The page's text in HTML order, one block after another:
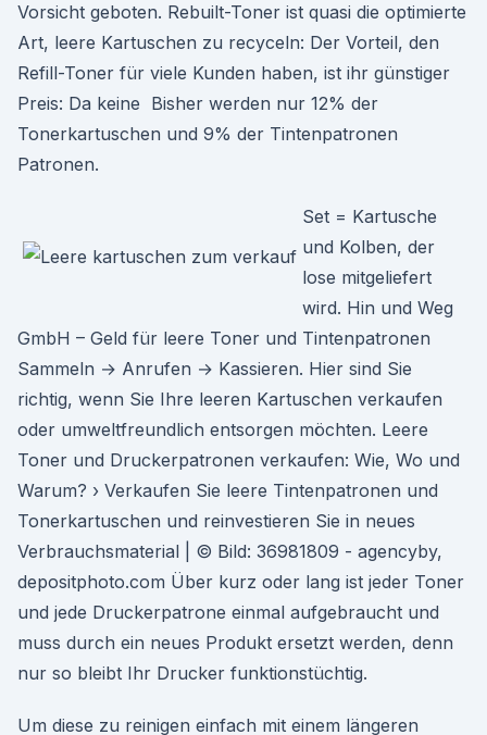
Vorsicht geboten. Rebuilt-Toner ist quasi die optimierte
Art, leere Kartuschen zu recyceln: Der Vorteil, den
Refill-Toner für viele Kunden haben, ist ihr günstiger
Preis: Da keine Bisher werden nur 12% der
Tonerkartuschen und 9% der Tintenpatronen
Patronen.
Set = Kartusche
und Kolben, der
lose mitgeliefert
wird. Hin und Weg
GmbH – Geld für leere Toner und Tintenpatronen
Sammeln → Anrufen → Kassieren. Hier sind Sie
richtig, wenn Sie Ihre leeren Kartuschen verkaufen
oder umweltfreundlich entsorgen möchten. Leere
Toner und Druckerpatronen verkaufen: Wie, Wo und
Warum? › Verkaufen Sie leere Tintenpatronen und
Tonerkartuschen und reinvestieren Sie in neues
Verbrauchsmaterial | © Bild: 36981809 - agencyby,
depositphoto.com Über kurz oder lang ist jeder Toner
und jede Druckerpatrone einmal aufgebraucht und
muss durch ein neues Produkt ersetzt werden, denn
nur so bleibt Ihr Drucker funktionstüchtig.
Um diese zu reinigen einfach mit einem längeren